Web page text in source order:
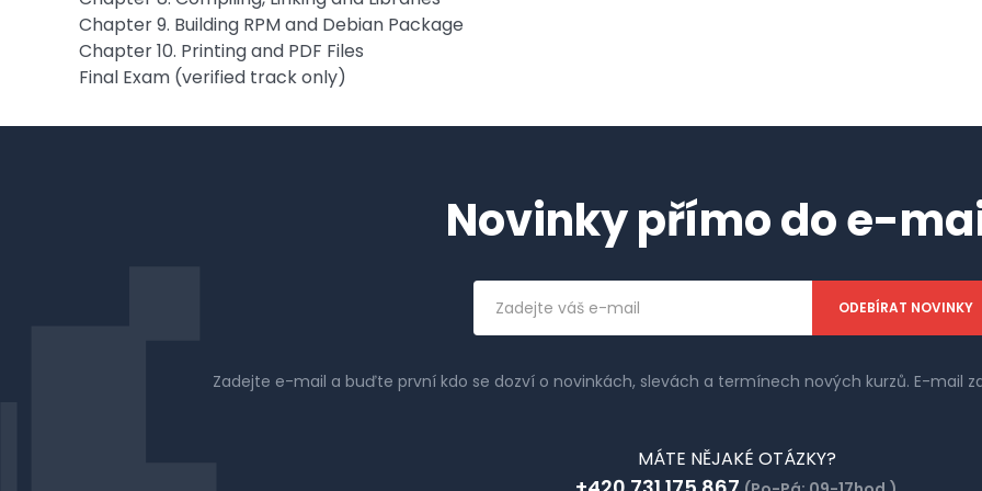
Chapter 9. Building RPM and Debian Package
Chapter 10. Printing and PDF Files
Final Exam (verified track only)
Novinky přímo do e-
Emailová
adresa
Zadejte e-mail a buďte první kdo se dozví o novinkách, slevách a termínech nových kurzů. E-mail
MÁTE NĚJAKÉ OTÁZKY?